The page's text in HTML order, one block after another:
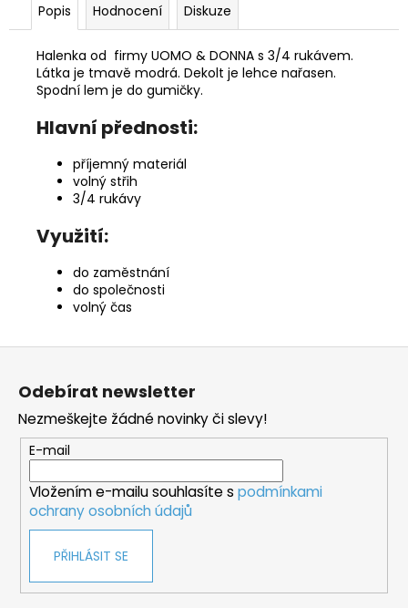
Popis Hodnocení Diskuze
Halenka od firmy UOMO & DONNA s 3/4 rukávem.
Látka je tmavě modrá. Dekolt je lehce nařasen.
Spodní lem je do gumičky.
Hlavní přednosti:
příjemný materiál
volný střih
3/4 rukávy
Využití:
do zaměstnání
do společnosti
volný čas
Z
Odebírat newsletter
Nezmeškejte žádné novinky či slevy!
E-mail
Vložením e-mailu souhlasíte s podmínkami
ochrany osobních údajů
PŘIHLÁSIT SE